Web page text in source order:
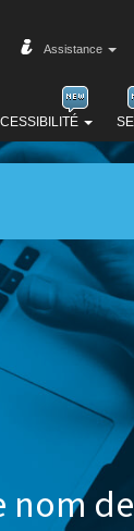
Assistance